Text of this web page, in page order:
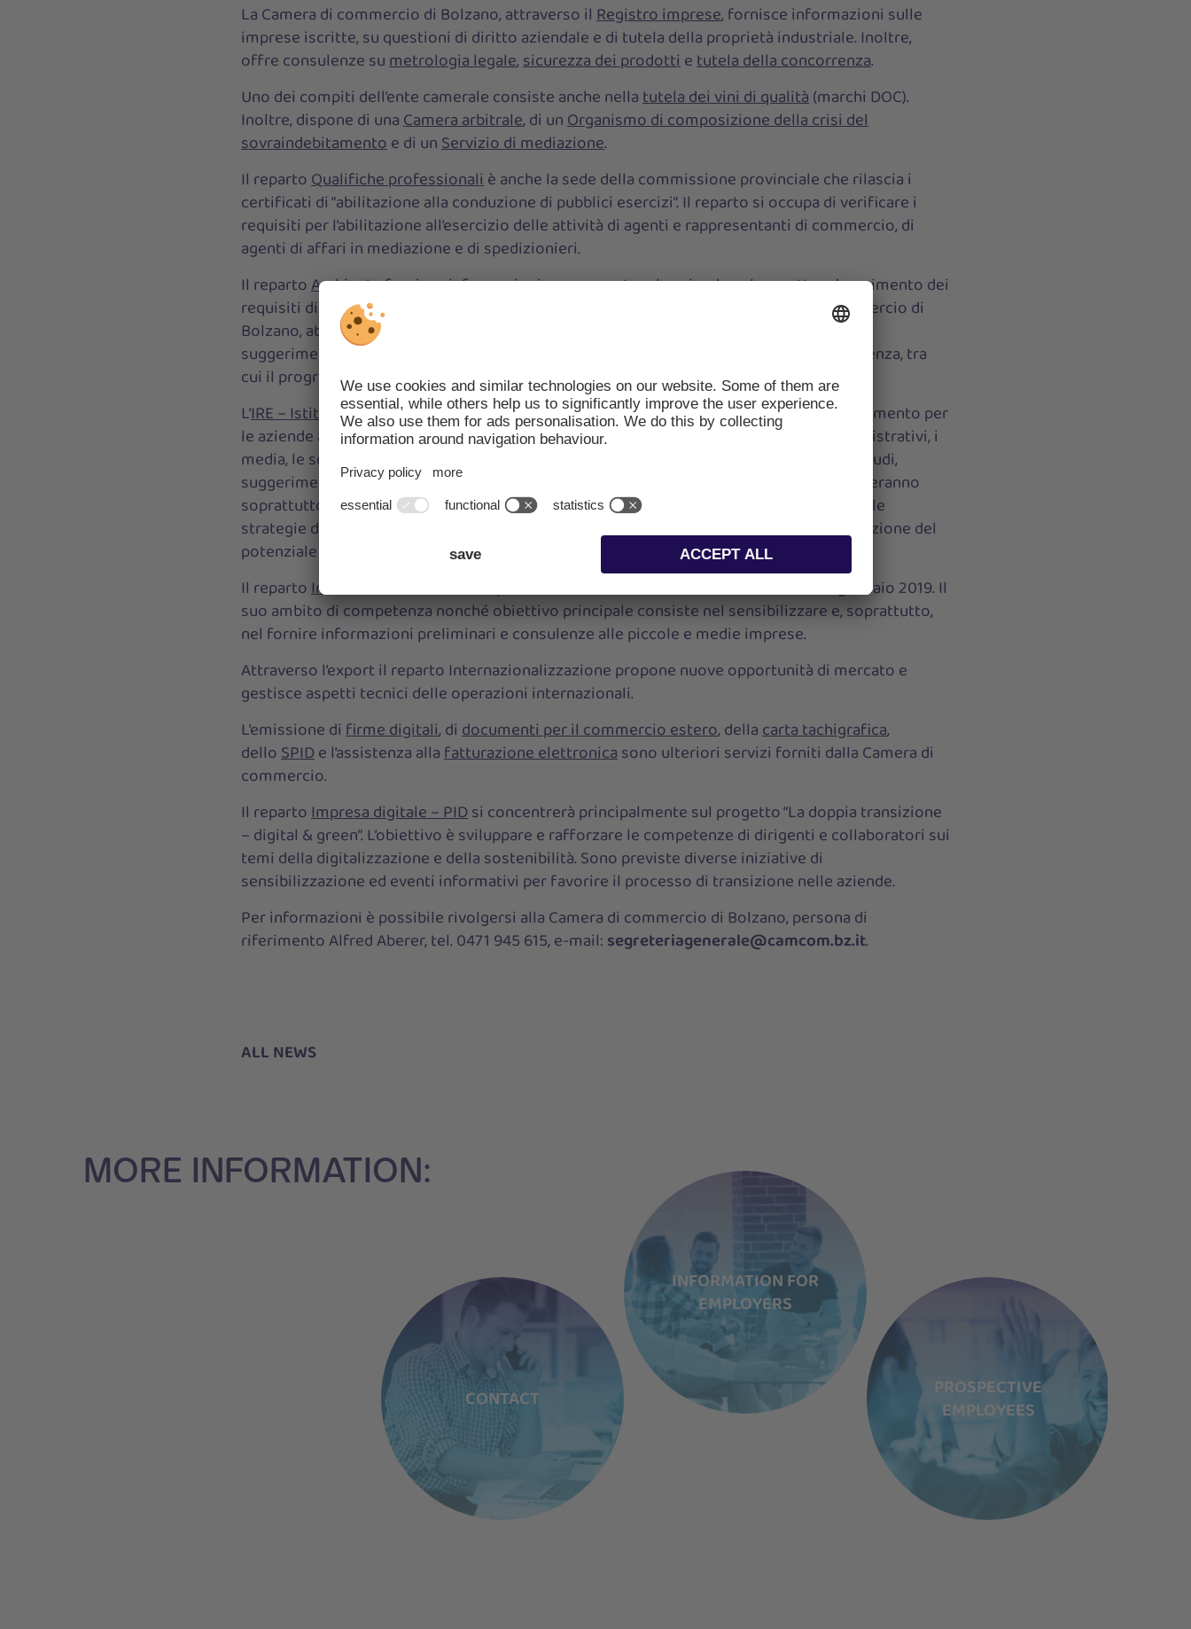
La Camera di commercio di Bolzano, attraverso il Registro imprese, fornisce informazioni sulle
imprese iscritte, su questioni di diritto aziendale e di tutela della proprietà industriale. Inoltre,
offre consulenze sumetrologia legale,sicurezza dei prodottietutela della concorrenza.
Uno dei compiti dell’ente camerale consiste anche nellatutela dei vini di qualità(marchi DOC).
Inoltre, dispone di unaCamera arbitrale, di unOrganismo di composizione della crisi del
sovraindebitamentoe di unServizio di mediazione.
Il repartoQualifiche professionaliè anche la sede della commissione provinciale che rilascia i
certificati di “abilitazione alla conduzione di pubblici esercizi”. Il reparto si occupa di verificare i
requisiti per l’abilitazione all’esercizio delle attività di agenti e rappresentanti di commercio, di
agenti di affari in mediazione e di spedizionieri.
Il repartoAmbientefornisce informazioni per supportare le aziende nel corretto adempimento dei
requisiti di legge in materia di smaltimento e tracciabilità dei rifiuti. La Camera di commercio di
Bolzano, attraverso il
, offre
suggerimenti per diversi servizi finalizzati alla sensibilizzazione, informazione e consulenza, tra
cui il programma di mentoring per le imprenditrici.
L’IRE – Istituto di ricerca economicadella Camera di commercio è l’interlocutore di riferimento per
le aziende altoatesine, le associazioni di categoria, gli organi provinciali politici e amministrativi, i
media, le scuole e i privati. L’IRE si basa su dati e analisi attendibili per l’elaborazione di studi,
suggerimenti operativi, pareri di esperti e dichiarazioni. Nel 2024 le ricerche si concentreranno
soprattutto sull’impatto economico della conversione alla mobilità a zero emissioni, sulle
strategie delle aziende altoatesine per adattarsi al cambiamento climatico e sull’esplorazione del
potenziale a disposizione del mercato del lavoro altoatesino.
Il repartoInternazionalizzazionefa parte della Camera di commercio di Bolzano da gennaio 2019. Il
suo ambito di competenza nonché obiettivo principale consiste nel sensibilizzare e, soprattutto,
nel fornire informazioni preliminari e consulenze alle piccole e medie imprese.
Attraverso l’export il reparto Internazionalizzazione propone nuove opportunità di mercato e
gestisce aspetti tecnici delle operazioni internazionali.
L’emissione di firme digitali, di documenti per il commercio estero, dellacarta tachigrafica,
delloSPIDe l’assistenza allafatturazione elettronicasono ulteriori servizi forniti dalla Camera di
commercio.
Il repartoImpresa digitale – PIDsi concentrerà principalmente sul progetto “La doppia transizione
– digital & green”. L’obiettivo è sviluppare e rafforzare le competenze di dirigenti e collaboratori sui
temi della digitalizzazione e della sostenibilità. Sono previste diverse iniziative di
sensibilizzazione ed eventi informativi per favorire il processo di transizione nelle aziende.
Per informazioni è possibile rivolgersi alla Camera di commercio di Bolzano, persona di
riferimento Alfred Aberer, tel. 0471 945 615, e-mail: segreteriagenerale@camcom.bz.it.
ALL NEWS
MORE INFORMATION:
CONTACT
INFORMATION FOR
EMPLOYERS
PROSPECTIVE
EMPLOYEES